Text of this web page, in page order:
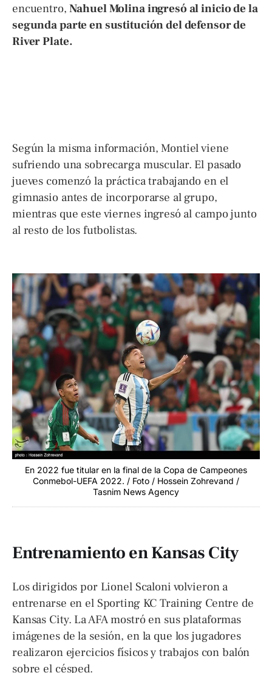
encuentro, Nahuel Molina ingresó al inicio de la
segunda parte en sustitución del defensor de
River Plate.
Según la misma información, Montiel viene
sufriendo una sobrecarga muscular. El pasado
jueves comenzó la práctica trabajando en el
gimnasio antes de incorporarse al grupo,
mientras que este viernes ingresó al campo junto
al resto de los futbolistas.
En 2022 fue titular en la final de la Copa de Campeones
Conmebol-UEFA 2022. / Foto / Hossein Zohrevand /
Tasnim News Agency
Entrenamiento en Kansas City
Los dirigidos por Lionel Scaloni volvieron a
entrenarse en el Sporting KC Training Centre de
Kansas City. La AFA mostró en sus plataformas
imágenes de la sesión, en la que los jugadores
realizaron ejercicios físicos y trabajos con balón
sobre el césped.